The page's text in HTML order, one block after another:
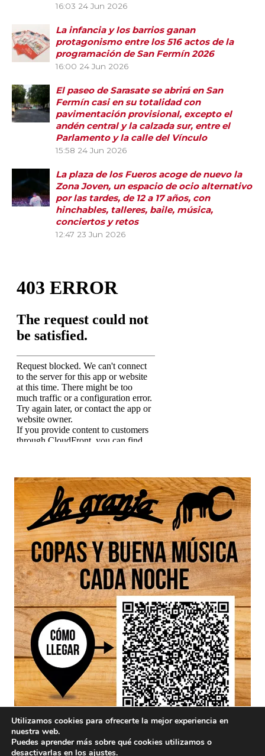
16:03 24 Jun 2026
La infancia y los barrios ganan
protagonismo entre los 516 actos de la
programación de San Fermín 2026
16:00 24 Jun 2026
El paseo de Sarasate se abrirá en San
Fermín casi en su totalidad con
pavimentación provisional, excepto el
andén central y la calzada sur, entre el
Parlamento y la calle del Vínculo
15:58 24 Jun 2026
La plaza de los Fueros acoge de nuevo la
Zona Joven, un espacio de ocio alternativo
por las tardes, de 12 a 17 años, con
hinchables, talleres, baile, música,
conciertos y retos
12:47 23 Jun 2026
Utilizamos cookies para ofrecerte la mejor experiencia en
nuestra web.
Puedes aprender más sobre qué cookies utilizamos o
desactivarlas en los ajustes.